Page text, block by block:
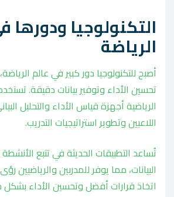
التكنولوجيا ودورها
الرياضة
أصبح للتكنولوجيا دور كبير في عالم
تحسين الأداء وتوفير بيانات دقيقة.
الرياضية أجهزة قياس الأداء والتحليل
اللاعبين وتطوير استراتيجيات التدريب.
تُساعد التطبيقات الحديثة في تتبع الأنشطة
البيانات، مما يوفر للمدربين
اتخاذ قرارات أفضل وتحسين الأداء